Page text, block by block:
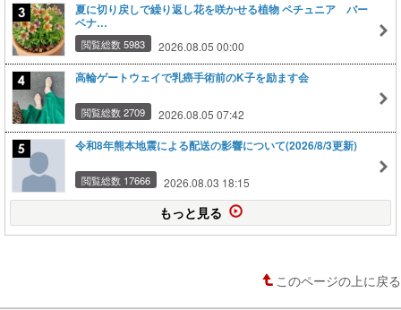
夏に切り戻しで繰り返し花を咲かせる植物 ペチュニア バー
ベナ…
閲覧総数 5983 2026.08.05 00:00
高輪ゲートウェイで乳癌手術前のK子を励ます会
閲覧総数 2709 2026.08.05 07:42
令和8年熊本地震による配送の影響について(2026/8/3更新)
閲覧総数 17666 2026.08.03 18:15
もっと見る
このページの上に戻る